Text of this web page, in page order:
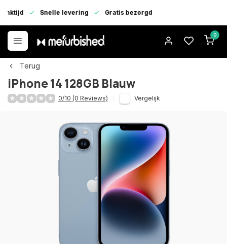
Snelle levering Gratis bezorgd
0
Terug
iPhone 14 128GB Blauw
0/10 (0 Reviews) Vergelijk